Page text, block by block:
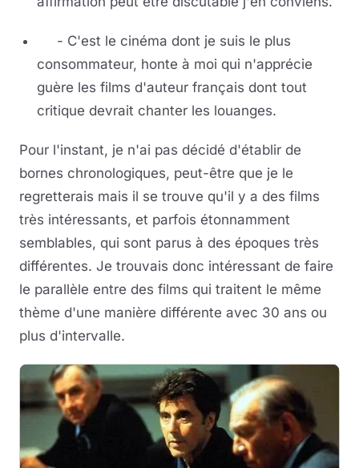
- C'est le cinéma dont je suis le plus
consommateur, honte à moi qui n'apprécie
guère les films d'auteur français dont tout
critique devrait chanter les louanges.
Pour l'instant, je n'ai pas décidé d'établir de
bornes chronologiques, peut-être que je le
regretterais mais il se trouve qu'il y a des films
très intéressants, et parfois étonnamment
semblables, qui sont parus à des époques très
différentes. Je trouvais donc intéressant de faire
le parallèle entre des films qui traitent le même
thème d'une manière différente avec 30 ans ou
plus d'intervalle.